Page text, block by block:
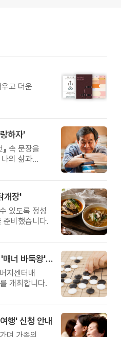
고 더운
하자'
속 문장을
의 삶과
개장'
있도록 정성
준비했습니다.
제3회 서초구 아버지센터배 '매너 바둑왕' 대회
지센터배
개최합니다.
행' 신청 안내